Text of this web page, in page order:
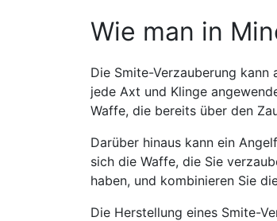
Wie man in
Die Smite-Verzauberung
jede Axt und Klinge
Waffe, die bereits über den
Darüber hinaus kann ein
sich die Waffe, die Sie
haben, und kombinieren Sie
Die Herstellung eines Smite-